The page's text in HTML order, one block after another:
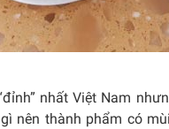
nhất Việt Nam
nên thành phẩm có